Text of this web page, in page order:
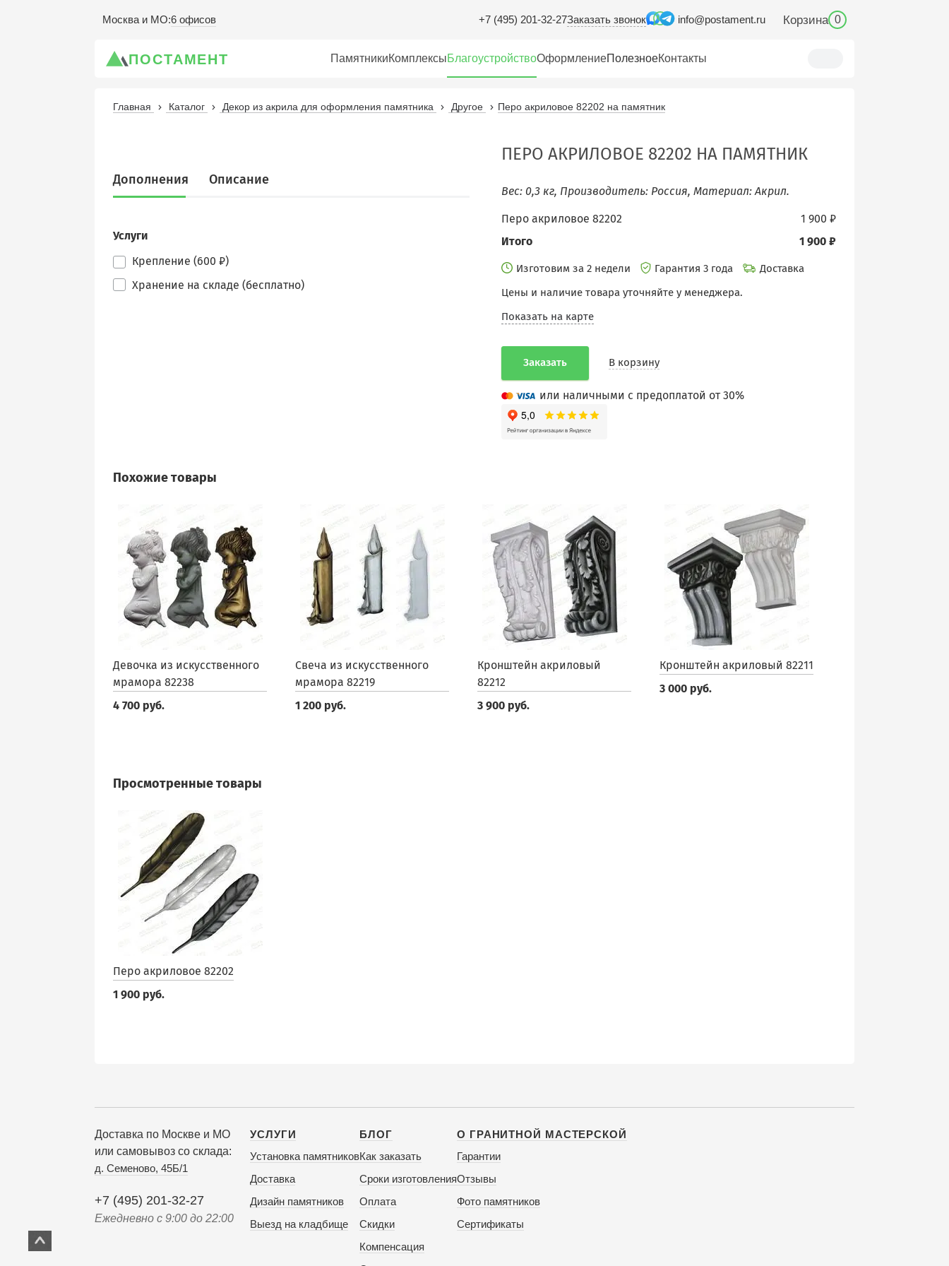
Москва и МО:6 офисов +7 (495) 201-32-27Заказать звонок info@postament.ru Корзина 0
ПОСТАМЕНТ ПамятникиКомплексыБлагоустройствоОформлениеПолезноеКонтакты
Главная Каталог Декор из акрила для оформления памятника Другое Перо акриловое 82202 на памятник
Дополнения Описание
Услуги
Крепление (600 ₽)
Хранение на складе (бесплатно)
ПЕРО АКРИЛОВОЕ 82202 НА ПАМЯТНИК
Вес: 0,3 кг, Производитель: Россия, Материал: Акрил.
1 900 ₽
Перо акриловое 82202
1 900 ₽
Итого
Изготовим за 2 недели Гарантия 3 года
Доставка
Цены и наличие товара уточняйте у менеджера.
Показать на карте
Заказать В корзину
или наличными с предоплатой от 30%
Похожие товары
Девочка из искусственного
мрамора 82238
4 700 руб.
Свеча из искусственного
мрамора 82219
1 200 руб.
Кронштейн акриловый
82212
3 900 руб.
Кронштейн акриловый 82211
3 000 руб.
Просмотренные товары
Перо акриловое 82202
1 900 руб.
Доставка по Москве и МО
или самовывоз со склада:
д. Семеново, 45Б/1
+7 (495) 201-32-27
Ежедневно с 9:00 до 22:00
УСЛУГИ
Установка памятников
Доставка
Дизайн памятников
Выезд на кладбище
БЛОГ
Как заказать
Сроки изготовления
Оплата
Скидки
Компенсация
О ГРАНИТНОЙ МАСТЕРСКОЙ
Гарантии
Отзывы
Фото памятников
Сертификаты